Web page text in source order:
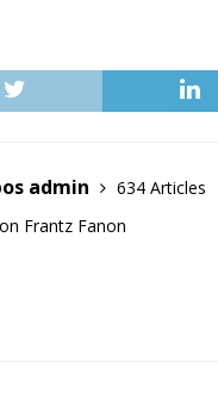
admin
634 Articles
Frantz Fanon